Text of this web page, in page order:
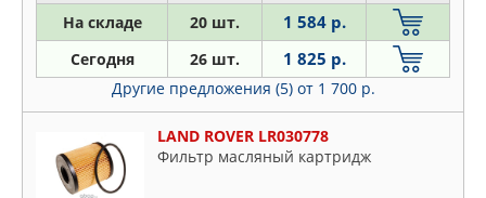
На складе 20 шт. 1 584 р.
Сегодня 26 шт. 1 825 р.
Другие предложения (5) от 1 700 р.
LAND ROVER LR030778
Фильтр масляный картридж